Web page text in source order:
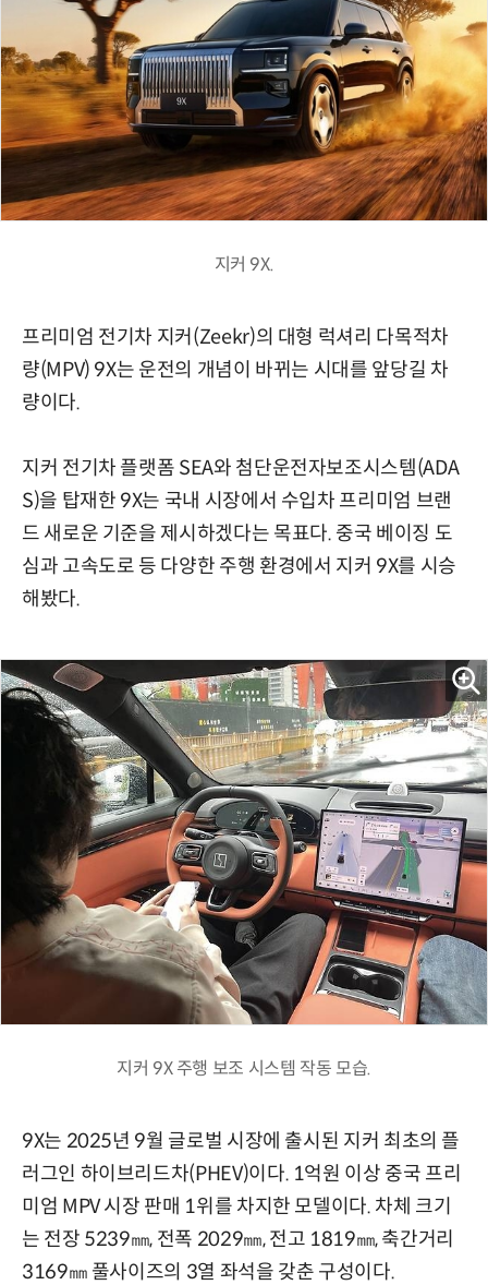
지커 9X.
프리미엄 전기차 지커(Zeekr)의 대형 럭셔리 다목적차
량(MPV) 9X는 운전의 개념이 바뀌는 시대를 앞당길 차
량이다.
지커 전기차 플랫폼 SEA와 첨단운전자보조시스템(ADA
S)을 탑재한 9X는 국내 시장에서 수입차 프리미엄 브랜
드 새로운 기준을 제시하겠다는 목표다. 중국 베이징 도
심과 고속도로 등 다양한 주행 환경에서 지커 9X를 시승
해봤다.
지커 9X 주행 보조 시스템 작동 모습.
9X는 2025년 9월 글로벌 시장에 출시된 지커 최초의 플
러그인 하이브리드차(PHEV)이다. 1억원 이상 중국 프리
미엄 MPV 시장 판매 1위를 차지한 모델이다. 차체 크기
는 전장 5239㎜, 전폭 2029㎜, 전고 1819㎜, 축간거리
3169㎜ 풀사이즈의 3열 좌석을 갖춘 구성이다.